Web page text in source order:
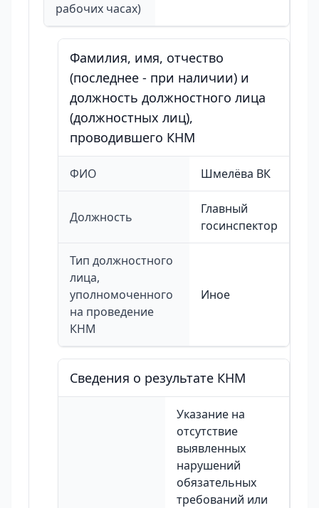
рабочих часах)
Фамилия, имя, отчество
(последнее - при наличии) и
должность должностного лица
(должностных лиц),
проводившего КНМ
ФИО Шмелёва ВК
Должность
Главный
госинспектор
Тип должностного
лица,
уполномоченного
на проведение
КНМ
Иное
Сведения о результате КНМ
Указание на
отсутствие
выявленных
нарушений
обязательных
требований или